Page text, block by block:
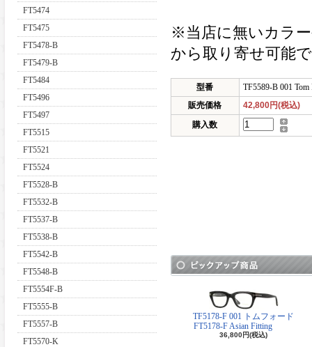
FT5474
FT5475
FT5478-B
FT5479-B
FT5484
FT5496
FT5497
FT5515
FT5521
FT5524
FT5528-B
FT5532-B
FT5537-B
FT5538-B
FT5542-B
FT5548-B
FT5554F-B
FT5555-B
FT5557-B
FT5570-K
※当店に無いカラ
から取り寄せ可能
型番
TF5589-B 001
販売価格
42,800円(税込)
購入数
TF5178-F 001 トムフォード
FT5178-F Asian Fitting
36,800円(税込)